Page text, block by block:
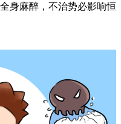
身麻醉， 不治势必影响恒